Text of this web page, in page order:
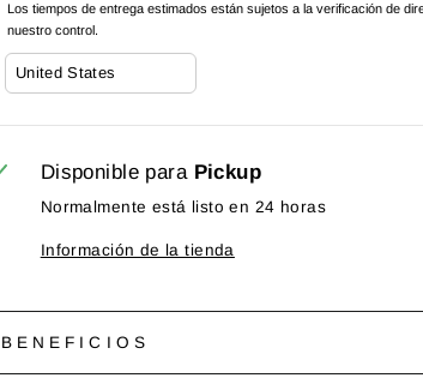
Los tiempos de entrega estimados están sujetos a la verificación de
nuestro control.
Disponible para Pickup
Normalmente está listo en 24 horas
Información de la tienda
BENEFICIOS